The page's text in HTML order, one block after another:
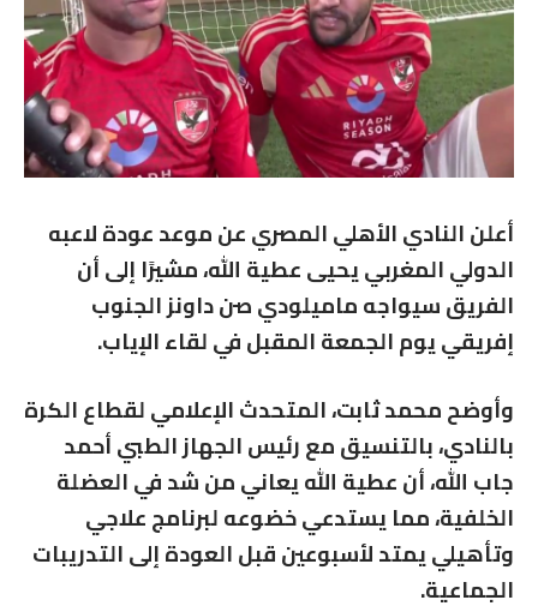
أعلن النادي الأهلي المصري عن موعد عودة لاعبه
الدولي المغربي يحيى عطية الله، مشيرًا إلى أن
الفريق سيواجه ماميلودي صن داونز الجنوب
إفريقي يوم الجمعة المقبل في لقاء الإياب.
وأوضح محمد ثابت، المتحدث الإعلامي لقطاع الكرة
بالنادي، بالتنسيق مع رئيس الجهاز الطبي أحمد
جاب الله، أن عطية الله يعاني من شد في العضلة
الخلفية، مما يستدعي خضوعه لبرنامج علاجي
وتأهيلي يمتد لأسبوعين قبل العودة إلى التدريبات
الجماعية.